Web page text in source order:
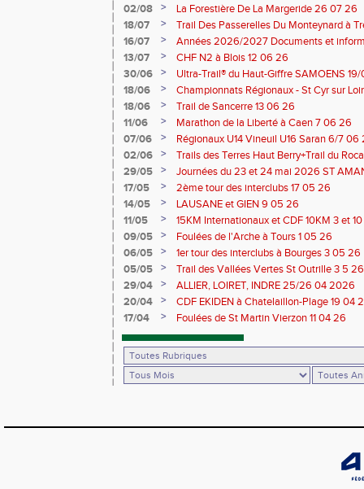
02/08 >
La Forestière De La Margeride 26 07 26
18/07
>
Trail Des Passerelles Du Monteynard à
16/07
>
Années 2026/2027 Documents et
13/07
>
CHF N2 à Blois 12 06 26
30/06
>
Ultra-Trail® du Haut-Giffre SAMOENS
18/06
>
Championnats Régionaux - St Cyr sur
Saran 13/14 06 26
18/06 >
Trail de Sancerre 13 06 26
11/06
>
Marathon de la Liberté à Caen 7 06 26
07/06
>
Régionaux U14 Vineuil U16 Saran 6/7 06
02/06
>
Trails des Terres Haut Berry+Trail du
du Berry 30/31 05 2026
29/05 >
Journées du 23 et 24 mai 2026 ST
17/05
>
2ème tour des interclubs 17 05 26
14/05
>
LAUSANE et GIEN 9 05 26
11/05
>
15KM Internationaux et CDF 10KM 3 et
09/05
>
Foulées de l'Arche à Tours 1 05 26
06/05
>
1er tour des interclubs à Bourges 3 05 26
05/05
>
Trail des Vallées Vertes St Outrille 3 5 26
29/04
>
ALLIER, LOIRET, INDRE 25/26 04 2026
20/04
>
CDF EKIDEN à Chatelaillon-Plage 19 04
17/04
> Foulées de St Martin Vierzon 11 04 26